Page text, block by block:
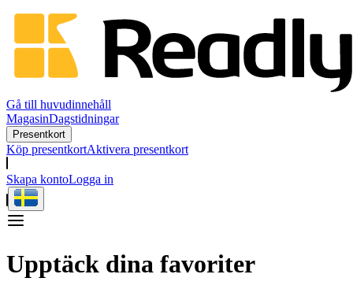
Gå till huvudinnehåll
MagasinDagstidningar
Presentkort
Köp presentkortAktivera presentkort
Skapa kontoLogga in
Upptäck dina favoriter